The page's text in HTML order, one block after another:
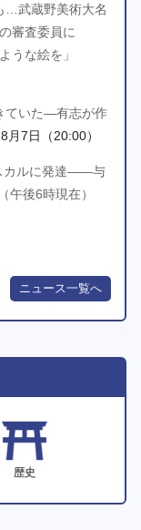
…武蔵野美術大名
審査委員に
うな絵を」
ていた―有志が作
月7日（20:00）
カルに発達――与
午後6時現在）
ニュース一覧へ
歴史